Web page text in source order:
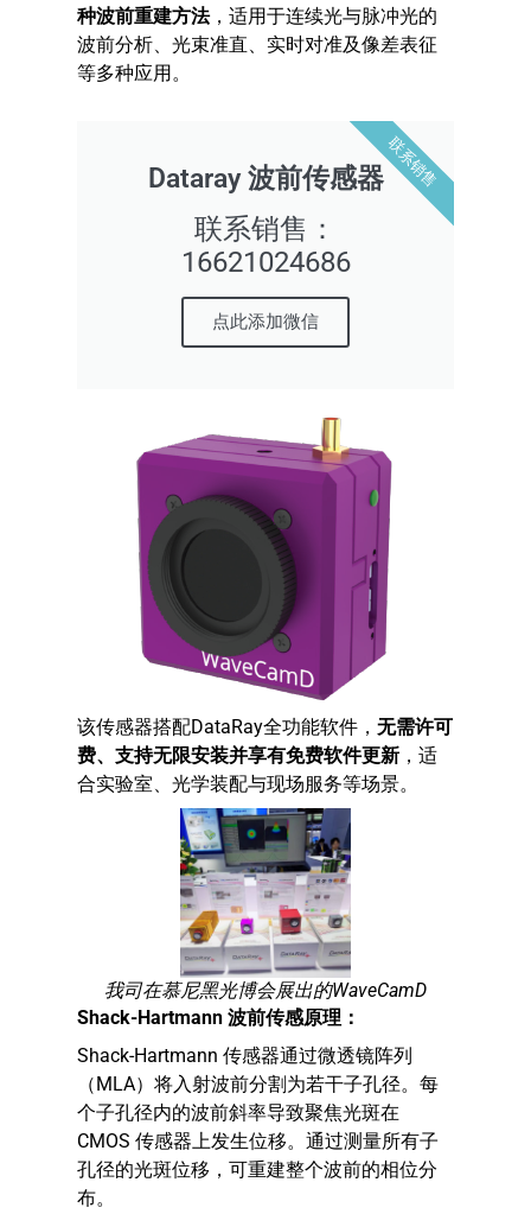
种波前重建方法，适用于连续光与脉冲光的
波前分析、光束准直、实时对准及像差表征
等多种应用。
Dataray 波前传感器
联系销售：
16621024686
点此添加微信
联系销售
该传感器搭配DataRay全功能软件， 无需许可
费、支持无限安装并享有免费软件更新 ，适
合实验室、光学装配与现场服务等场景。
我司在慕尼黑光博会展出的WaveCamD
Shack-Hartmann 波前传感原理：
Shack-Hartmann 传感器通过微透镜阵列
（MLA）将入射波前分割为若干子孔径。每
个子孔径内的波前斜率导致聚焦光斑在
CMOS 传感器上发生位移。通过测量所有子
孔径的光斑位移，可重建整个波前的相位分
布。